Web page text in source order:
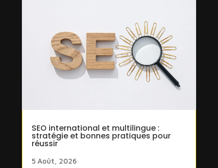
SEO international et multilingue :
stratégie et bonnes pratiques pour
réussir
5 Août, 2026